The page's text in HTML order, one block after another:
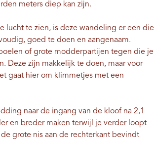
meters diep kan zijn.
lucht te zien, is deze wandeling er een die
goed te doen en aangenaam.
of grote modderpartijen tegen die je
Deze zijn makkelijk te doen, maar voor
gaat hier om klimmetjes met een
naar de ingang van de kloof na 2,1
en breder maken terwijl je verder loopt
grote nis aan de rechterkant bevindt